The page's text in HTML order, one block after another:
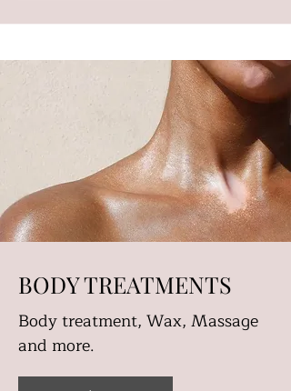
BODY TREATMENTS
Body treatment, Wax, Massage
and more.